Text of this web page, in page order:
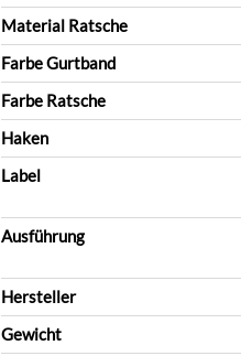
Material Ratsche
Farbe Gurtband
Farbe Ratsche
Haken
Label
Ausführung
Hersteller
Gewicht